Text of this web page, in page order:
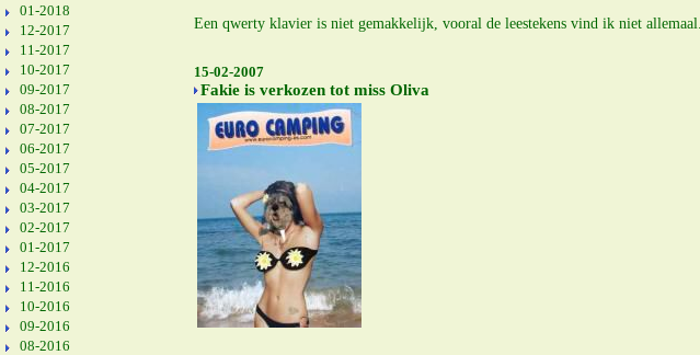
01-2018
12-2017
11-2017
10-2017
09-2017
08-2017
07-2017
06-2017
05-2017
04-2017
03-2017
02-2017
01-2017
12-2016
11-2016
10-2016
09-2016
08-2016
Een qwerty klavier is niet gemakkelijk, vooral de leestekens vind ik niet allemaal.
15-02-2007
Fakie is verkozen tot miss Oliva